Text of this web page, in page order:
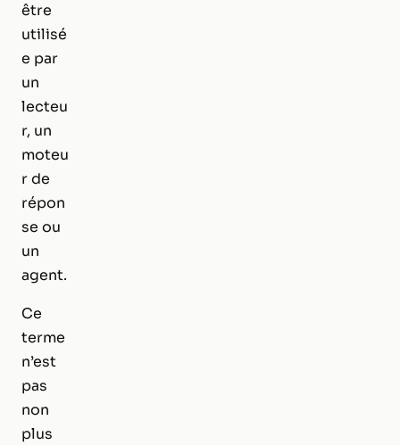
être
utilisé
e par
un
lecteu
r, un
moteu
r de
répon
se ou
un
agent.
Ce
terme
n’est
pas
non
plus